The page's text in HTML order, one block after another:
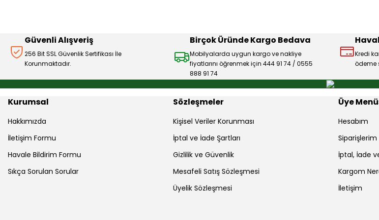
Güvenli Alışveriş
256 Bit SSL Güvenlik Sertifikası İle
Korunmaktadır.
Birçok Üründe Kargo Bedava
Mobilyalarda uygun kargo ve nakliye
fiyatlarını öğrenmek için 444 91 74 / 0555
888 91 74
Kredi
ödeme
Kurumsal
Hakkımızda
İletişim Formu
Havale Bildirim Formu
Sıkça Sorulan Sorular
Sözleşmeler
Kişisel Veriler Korunması
İptal ve İade Şartları
Gizlilik ve Güvenlik
Mesafeli Satış Sözleşmesi
Üyelik Sözleşmesi
Üye
Hesabım
Siparişlerim
İptal, İade
Kargom
İletişim